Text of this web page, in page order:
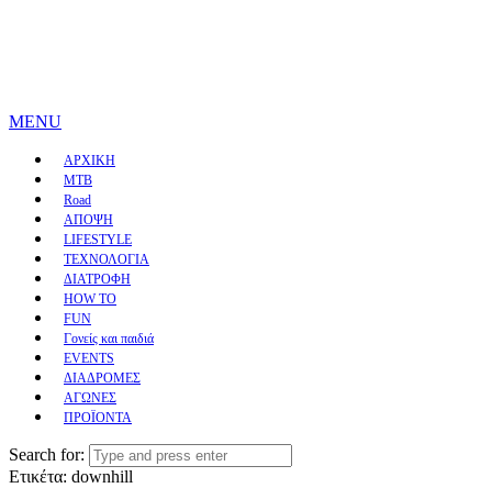
MENU
ΑΡΧΙΚΗ
MTB
Road
ΑΠΟΨΗ
LIFESTYLE
ΤΕΧΝΟΛΟΓΙΑ
ΔΙΑΤΡΟΦΗ
HOW TO
FUN
Γονείς και παιδιά
EVENTS
ΔΙΑΔΡΟΜΕΣ
ΑΓΩΝΕΣ
ΠΡΟΪΟΝΤΑ
Search for:
Ετικέτα: downhill